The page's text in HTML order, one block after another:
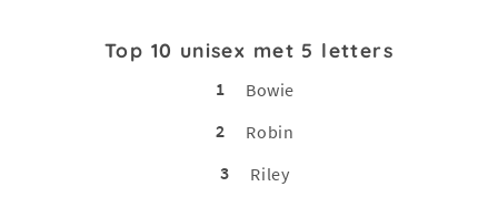
Top 10 unisex met 5 letters
1
Bowie
2
Robin
3
Riley